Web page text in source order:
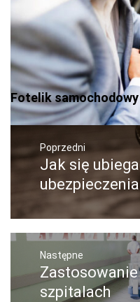
Fotelik samochodowy
Nawigacja
wpisuPoprzedni
Poprzedni
wpis:
Jak się
Następne
Następny
post:
szpitalach